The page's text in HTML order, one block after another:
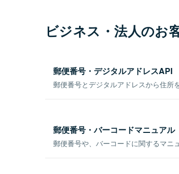
ビジネス・法人のお
郵便番号・デジタルアドレスAPI
郵便番号とデジタルアドレスから住所
郵便番号・バーコードマニュアル
郵便番号や、バーコードに関するマニ